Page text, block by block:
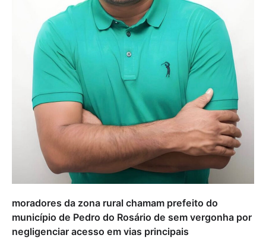
moradores da zona rural chamam prefeito do
município de Pedro do Rosário de sem vergonha por
negligenciar acesso em vias principais